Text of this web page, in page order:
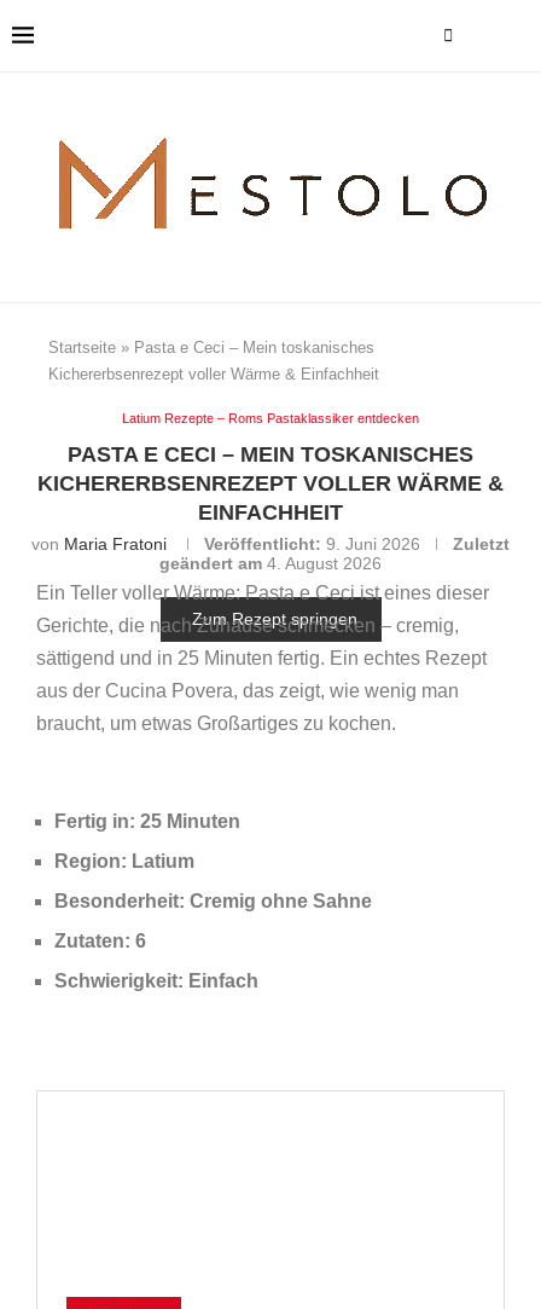
Startseite » Pasta e Ceci – Mein toskanisches
Kichererbsenrezept voller Wärme & Einfachheit
Latium Rezepte – Roms Pastaklassiker entdecken
PASTA E CECI – MEIN TOSKANISCHES
KICHERERBSENREZEPT VOLLER WÄRME &
EINFACHHEIT
von Maria Fratoni Veröffentlicht: 9. Juni 2026
Zuletzt
geändert am 4. August 2026
Zum Rezept springen
Ein Teller voller Wärme: Pasta e Ceci ist eines dieser
Gerichte, die nach Zuhause schmecken – cremig,
sättigend und in 25 Minuten fertig. Ein echtes Rezept
aus der Cucina Povera, das zeigt, wie wenig man
braucht, um etwas Großartiges zu kochen.
Fertig in: 25 Minuten
Region: Latium
Besonderheit: Cremig ohne Sahne
Zutaten: 6
Schwierigkeit: Einfach